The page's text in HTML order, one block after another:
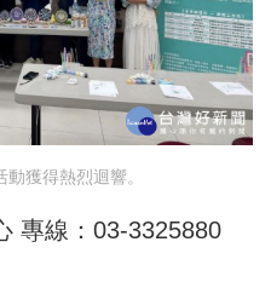
獲得熱烈迴響。
專線：03-3325880